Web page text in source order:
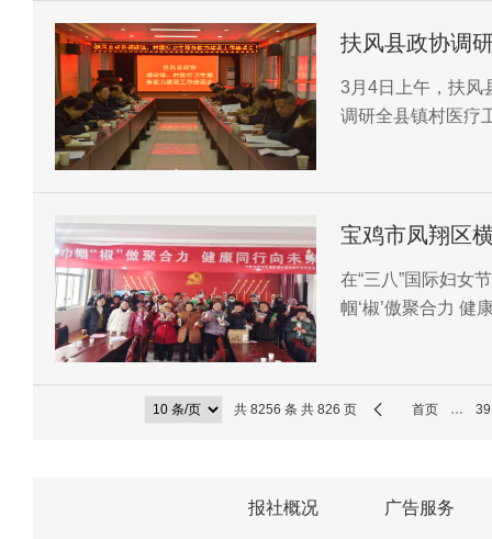
扶风县政协调
3月4日上午，扶风
调研全县镇村医疗
宝鸡市凤翔区
行向未来”活动
在“三八”国际妇女
帼‘椒’傲聚合力 健
共 8256 条 共 826 页 首页 …
报社概况 广告服务